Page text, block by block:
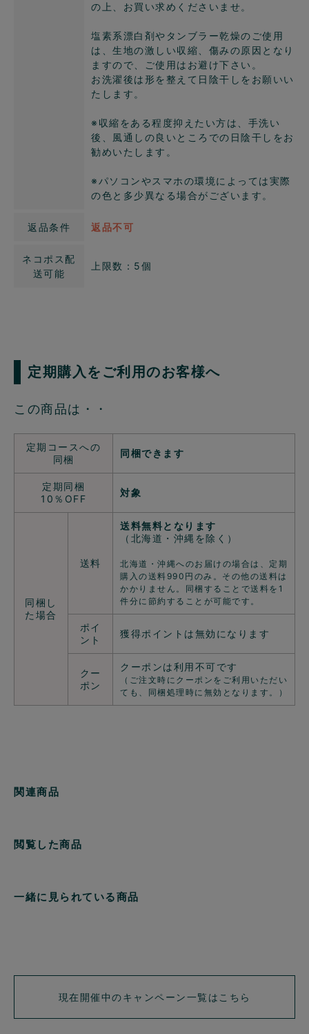
の上、お買い求めくださいませ。
塩素系漂白剤やタンブラー乾燥のご使用
は、生地の激しい収縮、傷みの原因となり
ますので、ご使用はお避け下さい。
お洗濯後は形を整えて日陰干しをお願いい
たします。
※収縮をある程度抑えたい方は、手洗い
後、風通しの良いところでの日陰干しをお
勧めいたします。
※パソコンやスマホの環境によっては実際
の色と多少異なる場合がございます。
返品条件 返品不可
ネコポス配
送可能
上限数：5個
定期購入をご利用のお客様へ
この商品は・・
定期コースへの
同梱
同梱できます
定期同梱
10％OFF
対象
同梱し
た場合
送料
送料無料となります
（北海道・沖縄を除く）
北海道・沖縄へのお届けの場合は、定期
購入の送料990円のみ。その他の送料は
かかりません。同梱することで送料を1
件分に節約することが可能です。
ポイ
ント
獲得ポイントは無効になります
クー
ポン
クーポンは利用不可です
（ご注文時にクーポンをご利用いただい
ても、同梱処理時に無効となります。）
関連商品
閲覧した商品
一緒に見られている商品
現在開催中のキャンペーン一覧はこちら